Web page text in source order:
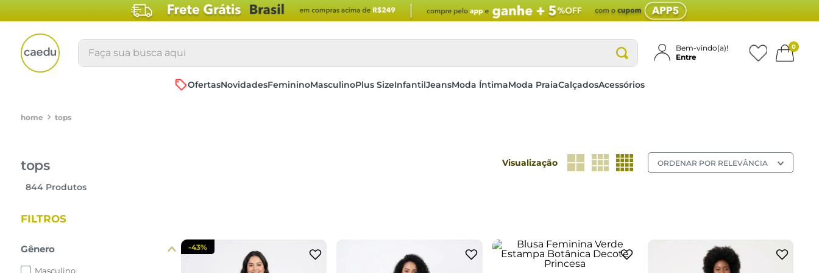
Faça sua busca aqui
Bem-vindo(a)!
Entre
0
OfertasNovidadesFemininoMasculinoPlus SizeInfantilJeansModa ÍntimaModa PraiaCalçadosAcessórios
tops
tops
844 Produtos
Visualização ORDENAR POR RELEVÂNCIA
FILTROS
Gênero
Masculino
-43%